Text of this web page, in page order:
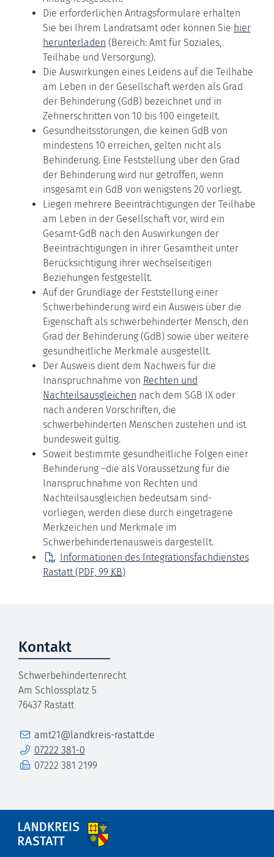
Die erforderlichen Antragsformulare erhalten
Sie bei Ihrem Landratsamt oder können Sie hier
herunterladen (Bereich: Amt für Soziales,
Teilhabe und Versorgung).
Die Auswirkungen eines Leidens auf die Teilhabe
am Leben in der Gesellschaft werden als Grad
der Behinderung (GdB) bezeichnet und in
Zehnerschritten von 10 bis 100 eingeteilt.
Gesundheitsstörungen, die keinen GdB von
mindestens 10 erreichen, gelten nicht als
Behinderung. Eine Feststellung über den Grad
der Behinderung wird nur getroffen, wenn
insgesamt ein GdB von wenigstens 20 vorliegt.
Liegen mehrere Beeinträchtigungen der Teilhabe
am Leben in der Gesellschaft vor, wird ein
Gesamt-GdB nach den Auswirkungen der
Beeinträchtigungen in ihrer Gesamtheit unter
Berücksichtigung ihrer wechselseitigen
Beziehungen festgestellt.
Auf der Grundlage der Feststellung einer
Schwerbehinderung wird ein Ausweis über die
Eigenschaft als schwerbehinderter Mensch, den
Grad der Behinderung (GdB) sowie über weitere
gesundheitliche Merkmale ausgestellt.
Der Ausweis dient dem Nachweis für die
Inanspruchnahme von Rechten und
Nachteilsausgleichen nach dem SGB IX oder
nach anderen Vorschriften, die
schwerbehinderten Menschen zustehen und ist
bundesweit gültig.
Soweit bestimmte gesundheitliche Folgen einer
Behinderung –die als Voraussetzung für die
Inanspruchnahme von Rechten und
Nachteilsausgleichen bedeutsam sind-
vorliegen, werden diese durch eingetragene
Merkzeichen und Merkmale im
Schwerbehindertenausweis dargestellt.
Informationen des Integrationsfachdienstes
Rastatt(PDF, 99 KB)
Kontakt
Schwerbehindertenrecht
Am Schlossplatz 5
76437 Rastatt
E-Mailamt21@landkreis-rastatt.de
Telefon07222 381-0
Fax 07222 381 2199